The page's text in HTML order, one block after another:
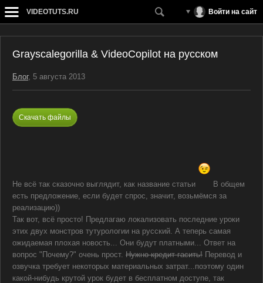
VIDEOTUTS.RU Войти на сайт
Grayscalegorilla & VideoCopilot на русском
Блог, 5 августа 2013
Скачать файлы
Не всё так сказочно выглядит, как название статьи
В общем
есть предложение, если будет спрос, значит, возьмёмся за
реализацию))
Так вот, всё просто! Предлагаю локализовать последние уроки
этих двух монстров тутурологии на русский. А теперь самая
ожидаемая плохая новость... Они будут платными... Ответ на
вопрос "Почему?" очень прост. Нужно кредит гасить! Перевод и
озвучка требует некоторых материальных затрат...поэтому один
какой-нибудь крутой урок будет в бесплатном доступе, так